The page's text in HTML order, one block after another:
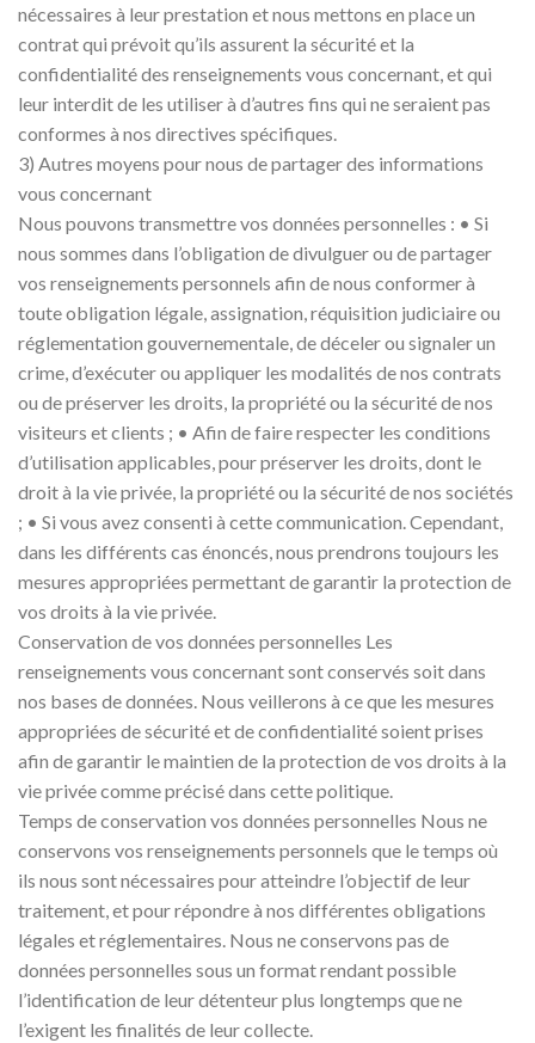
nécessaires à leur prestation et nous mettons en place un
contrat qui prévoit qu’ils assurent la sécurité et la
confidentialité des renseignements vous concernant, et qui
leur interdit de les utiliser à d’autres fins qui ne seraient pas
conformes à nos directives spécifiques.
3) Autres moyens pour nous de partager des informations
vous concernant
Nous pouvons transmettre vos données personnelles : • Si
nous sommes dans l’obligation de divulguer ou de partager
vos renseignements personnels afin de nous conformer à
toute obligation légale, assignation, réquisition judiciaire ou
réglementation gouvernementale, de déceler ou signaler un
crime, d’exécuter ou appliquer les modalités de nos contrats
ou de préserver les droits, la propriété ou la sécurité de nos
visiteurs et clients ; • Afin de faire respecter les conditions
d’utilisation applicables, pour préserver les droits, dont le
droit à la vie privée, la propriété ou la sécurité de nos sociétés
; • Si vous avez consenti à cette communication. Cependant,
dans les différents cas énoncés, nous prendrons toujours les
mesures appropriées permettant de garantir la protection de
vos droits à la vie privée.
Conservation de vos données personnelles Les
renseignements vous concernant sont conservés soit dans
nos bases de données. Nous veillerons à ce que les mesures
appropriées de sécurité et de confidentialité soient prises
afin de garantir le maintien de la protection de vos droits à la
vie privée comme précisé dans cette politique.
Temps de conservation vos données personnelles Nous ne
conservons vos renseignements personnels que le temps où
ils nous sont nécessaires pour atteindre l’objectif de leur
traitement, et pour répondre à nos différentes obligations
légales et réglementaires. Nous ne conservons pas de
données personnelles sous un format rendant possible
l’identification de leur détenteur plus longtemps que ne
l’exigent les finalités de leur collecte.